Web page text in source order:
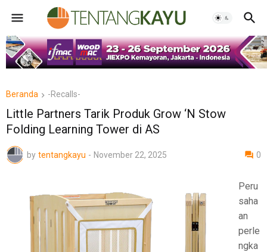
Beranda -Recalls-
Little Partners Tarik Produk Grow ‘N Stow
Folding Learning Tower di AS
by tentangkayu - November 22, 2025 0
Peru
saha
an
perle
ngka